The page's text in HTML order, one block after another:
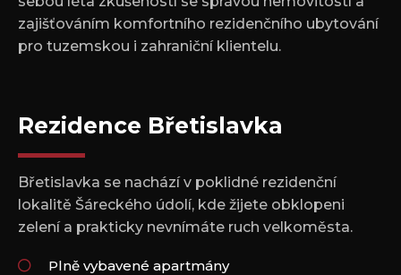
zajišťováním komfortního rezidenčního ubytování
pro tuzemskou i zahraniční klientelu.
Rezidence Břetislavka
Břetislavka se nachází v poklidné rezidenční
lokalitě Šáreckého údolí, kde žijete obklopeni
zelení a prakticky nevnímáte ruch velkoměsta.
Plně vybavené apartmány